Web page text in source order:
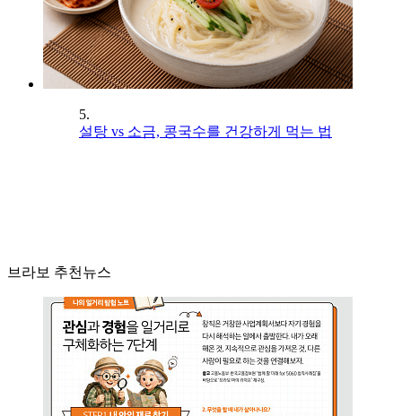
5.
설탕 vs 소금, 콩국수를 건강하게 먹는 법
브라보 추천뉴스